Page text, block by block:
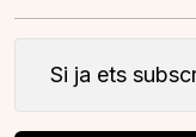
Si ja ets